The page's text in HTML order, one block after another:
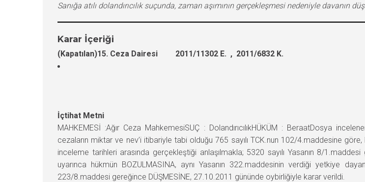
Sanığa atılı dolandırıcılık suçunda, zaman aşımının gerçekleşmesi nedeniyle davanın
Karar İçeriği
(Kapatılan)15. Ceza Dairesi 2011/11302 E. , 2011/6832 K.
İçtihat Metni
MAHKEMESİ :Ağır Ceza MahkemesiSUÇ : DolandırıcılıkHÜKÜM : BeraatDosya
cezaların miktar ve nev’i itibariyle tabi olduğu 765 sayılı TCK.nun 102/4.maddesine
inceleme tarihleri arasında gerçekleştiği anlaşılmakla; 5320 sayılı Yasanın 8/
uyarınca hükmün BOZULMASINA, aynı Yasanın 322.maddesinin verdiği yetkiye
223/8.maddesi gereğince DÜŞMESİNE, 27.10.2011 gününde oybirliğiyle karar verildi.